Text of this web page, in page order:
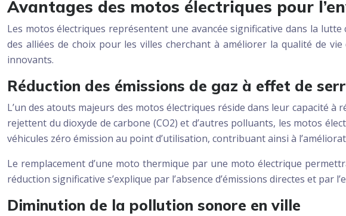
Avantages des motos électriques pour
Les motos électriques représentent une avancée significative dans la
des alliées de choix pour les villes cherchant à améliorer la qualité de
innovants.
Réduction des émissions de gaz à effet de
L’un des atouts majeurs des motos électriques réside dans leur capacité
rejettent du dioxyde de carbone (CO2) et d’autres polluants, les motos
véhicules zéro émission au point d’utilisation, contribuant ainsi à
Le remplacement d’une moto thermique par une moto électrique
réduction significative s’explique par l’absence d’émissions directes et
Diminution de la pollution sonore en ville